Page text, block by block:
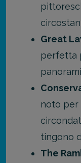
Great
perfetta
noto per
tingono
The